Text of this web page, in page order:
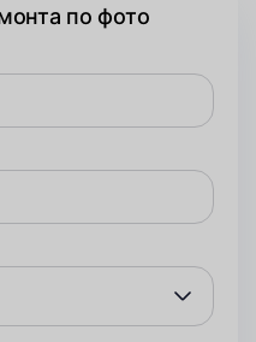
по фото